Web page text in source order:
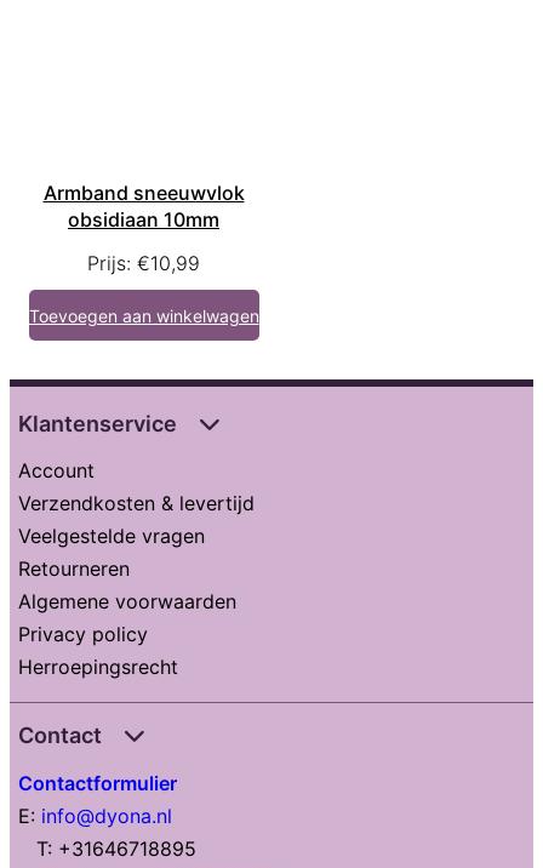
Armband sneeuwvlok
obsidiaan 10mm
Prijs: €10,99
Toevoegen aan winkelwagen
Klantenservice
Account
Verzendkosten & levertijd
Veelgestelde vragen
Retourneren
Algemene voorwaarden
Privacy policy
Herroepingsrecht
Contact
Contactformulier
E: info@dyona.nl
T: +31646718895